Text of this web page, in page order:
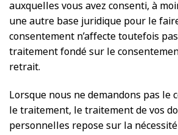
auxquelles vous avez consenti, à
une autre base juridique pour le
consentement n’affecte toutefois
traitement fondé sur le
retrait.
Lorsque nous ne demandons pas le
le traitement, le traitement de vos
personnelles repose sur la